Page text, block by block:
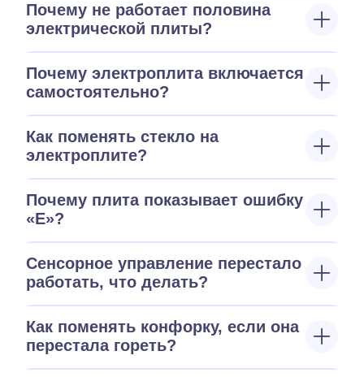
Почему не работает половина
электрической плиты?
Почему электроплита включается
самостоятельно?
Как поменять стекло на
электроплите?
Почему плита показывает ошибку
«E»?
Сенсорное управление перестало
работать, что делать?
Как поменять конфорку, если она
перестала гореть?